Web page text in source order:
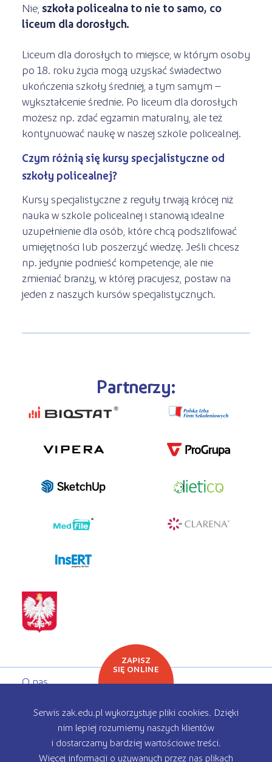
Nie, szkoła policealna to nie to samo, co
liceum dla dorosłych.
Liceum dla dorosłych to miejsce, w którym osoby
po 18. roku życia mogą uzyskać świadectwo
ukończenia szkoły średniej, a tym samym –
wykształcenie średnie. Po liceum dla dorosłych
możesz np. zdać egzamin maturalny, ale też
kontynuować naukę w naszej szkole policealnej.
Czym różnią się kursy specjalistyczne od
szkoły policealnej?
Kursy specjalistyczne z reguły trwają krócej niż
nauka w szkole policealnej i stanowią idealne
uzupełnienie dla osób, które chcą podszlifować
umiejętności lub poszerzyć wiedzę. Jeśli chcesz
np. jedynie podnieść kompetencje, ale nie
zmieniać branży, w której pracujesz, postaw na
jeden z naszych kursów specjalistycznych.
Partnerzy:
programy dla firm
O nas
Oferta edukacyjna
Rekrutacja
ZAPISZ
SIĘ ONLINE
Serwis zak.edu.pl wykorzystuje pliki cookies. Dzięki
nim lepiej rozumiemy naszych klientów
i dostarczamy bardziej wartościowe treści.
Więcej informacji o używanych przez nas plikach